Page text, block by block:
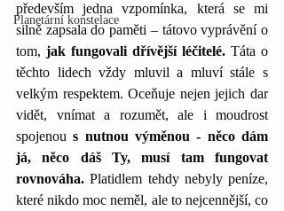
Planetární konstelace
především jedna vzpomínka, která se mi
silně zapsala do paměti – tátovo vyprávění o
tom, jak fungovali dřívější léčitelé. Táta o
těchto lidech vždy mluvil a mluví stále s
velkým respektem. Oceňuje nejen jejich dar
vidět, vnímat a rozumět, ale i moudrost
spojenou s nutnou výměnou - něco dám
já, něco dáš Ty, musí tam fungovat
rovnováha. Platidlem tehdy nebyly peníze,
které nikdo moc neměl, ale to nejcennější, co